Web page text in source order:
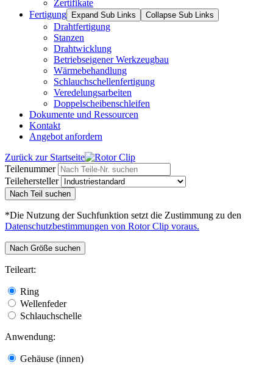
Zertifikate
Fertigung
Expand Sub Links Collapse Sub Links
Drahtfertigung
Stanzen
Drahtwicklung
Betriebseigener Werkzeugbau
Wärmebehandlung
Schlauchschellenfertigung
Veredelungsarbeiten
Doppelscheibenschleifen
Dokumente und Ressourcen
Kontakt
Angebot anfordern
Zurück zur Startseite
Teilenummer
Teilehersteller
Nach Teil suchen
*Die Nutzung der Suchfunktion setzt die Zustimmung zu den
Datenschutzbestimmungen von Rotor Clip voraus.
Nach Größe suchen
Teileart:
Ring
Wellenfeder
Schlauchschelle
Anwendung:
Gehäuse (innen)